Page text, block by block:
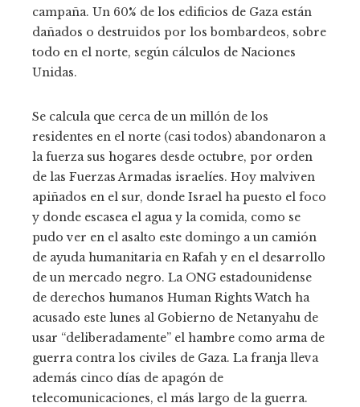
campaña. Un 60% de los edificios de Gaza están
dañados o destruidos por los bombardeos, sobre
todo en el norte, según cálculos de Naciones
Unidas.
Se calcula que cerca de un millón de los
residentes en el norte (casi todos) abandonaron a
la fuerza sus hogares desde octubre, por orden
de las Fuerzas Armadas israelíes. Hoy malviven
apiñados en el sur, donde Israel ha puesto el foco
y donde escasea el agua y la comida, como se
pudo ver en el asalto este domingo a un camión
de ayuda humanitaria en Rafah y en el desarrollo
de un mercado negro. La ONG estadounidense
de derechos humanos Human Rights Watch ha
acusado este lunes al Gobierno de Netanyahu de
usar “deliberadamente” el hambre como arma de
guerra contra los civiles de Gaza. La franja lleva
además cinco días de apagón de
telecomunicaciones, el más largo de la guerra.